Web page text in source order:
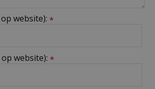
website): *
website): *